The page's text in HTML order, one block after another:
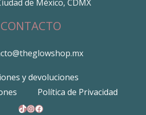
de México, CDMX
CONTACTO
y devoluciones
Política de Privacidad
TikTok
Instagram
Facebook